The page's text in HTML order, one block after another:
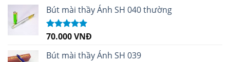
sao
Bút mài thầy Ánh SH 040 thường
Được xếp
sao
70.000VNĐ
Bút mài thầy Ánh SH 039